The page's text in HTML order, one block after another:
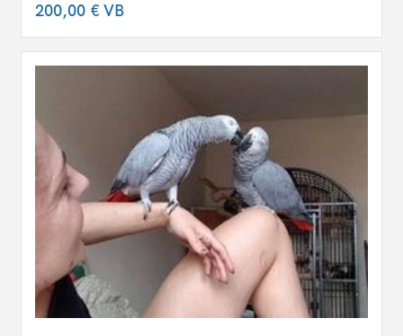
200,00 €VB